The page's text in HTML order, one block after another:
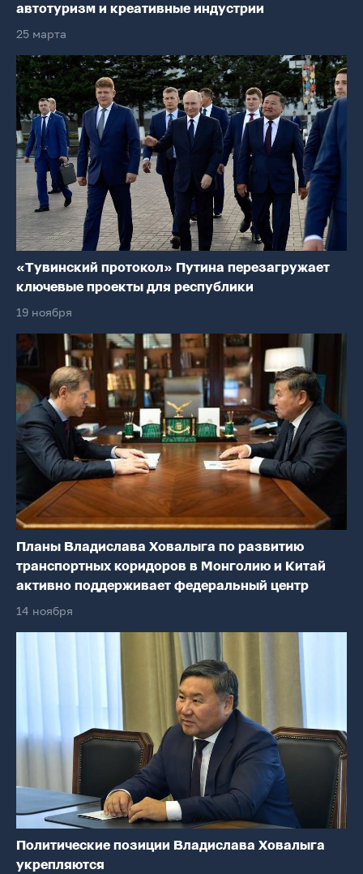
автотуризм и креативные индустрии
25 марта
«Тувинский протокол» Путина перезагружает
ключевые проекты для республики
19 ноября
Планы Владислава Ховалыга по развитию
транспортных коридоров в Монголию и Китай
активно поддерживает федеральный центр
14 ноября
Политические позиции Владислава Ховалыга
укрепляются